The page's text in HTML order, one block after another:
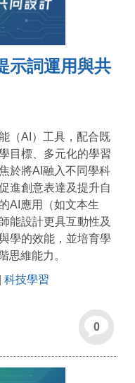
示詞運用與共
（AI）工具，配合既
目標、多元化的學習
於將AI融入不同學科
進創意表達及提升自
AI應用（如文本生
能設計更具互動性及
學的效能，並培育學
思維能力。
科技學習
0